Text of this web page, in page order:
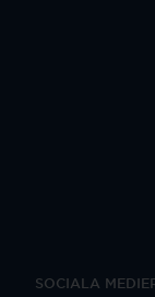
SOCIALA